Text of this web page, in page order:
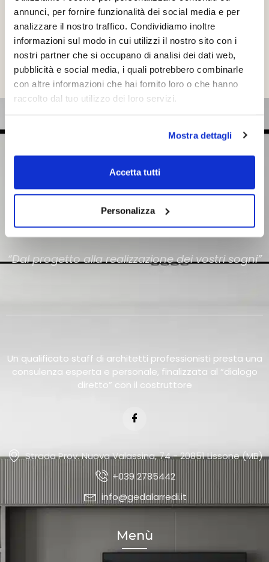
annunci, per fornire funzionalità dei social media e per
analizzare il nostro traffico. Condividiamo inoltre
informazioni sul modo in cui utilizzi il nostro sito con i
nostri partner che si occupano di analisi dei dati web,
pubblicità e social media, i quali potrebbero combinarle
con altre informazioni che hai fornito loro o che hanno
raccolto dal tuo utilizzo dei loro servizi.
Mostra dettagli
Accetta tutti
Personalizza
vasta selezione di prodotti.
Prenota una Visita
“Dal progetto alla realizzazione dei vostri sogni”
Un qualificato staff di architetti professionisti presta una
consulenza esperta e personale, finalizzata al “dialogo
diretto” con il costruttore
Strada Prov. Nuova Valassina, 74 - 20851 Lissone (MB)
+039 2785442
info@gedalarredi.it
Menù